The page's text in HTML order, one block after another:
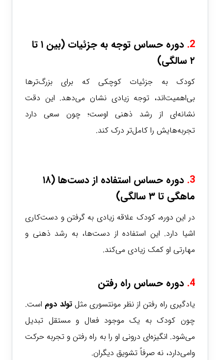
2.
دوره حساس توجه به جزئیات (بین ۱ تا
۲ سالگی)
کودک به جزئیات کوچکی که برای بزرگ‌ترها
بی‌اهمیت‌اند، توجه زیادی نشان می‌دهد. این دقت
نشانه‌ای از رشد ذهنی اوست؛ چون سعی دارد
تجربه‌هایش را کامل‌تر درک کند.
3.
دوره حساس استفاده از دست‌ها (۱۸
ماهگی تا ۳ سالگی)
در این دوره، کودک علاقه زیادی به گرفتن و دست‌کاری
اشیا دارد. این استفاده از دست‌ها، به رشد ذهنی و
مهارتی او کمک زیادی می‌کند.
4. دوره حساس راه رفتن
یادگیری راه رفتن از نظر مونتسوری مثلتولد دوم است.
چون کودک به یک موجود فعال و مستقل تبدیل
می‌شود. انگیزه‌ای درونی او را به راه رفتن و تجربه حرکت
وا‌می‌دارد، نه صرفاً تشویق دیگران.